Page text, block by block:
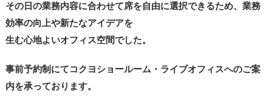
その日の業務内容に合わせて席を自由に選択できるため、業務
効率の向上や新たなアイデアを
生む心地よいオフィス空間でした。
事前予約制にてコクヨショールーム・ライブオフィスへのご案
内を承っております。